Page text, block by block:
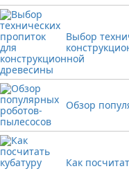
Выбор
Обзор
Как